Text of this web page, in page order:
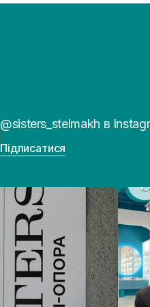
@sisters_stelmakh в
Підписатися